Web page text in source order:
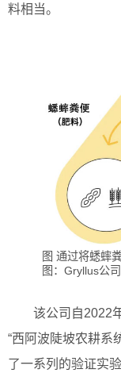
料相当。
图 通过将蟋蟀
图：Gryllus公司
该公司自2022
“西阿波陡坡农耕系
了一系列的验证实